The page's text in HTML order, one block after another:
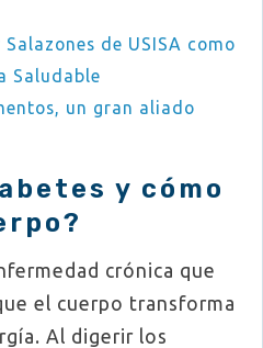
Salazones de USISA como
Saludable
un gran aliado
y cómo
crónica que
el cuerpo transforma
Al digerir los